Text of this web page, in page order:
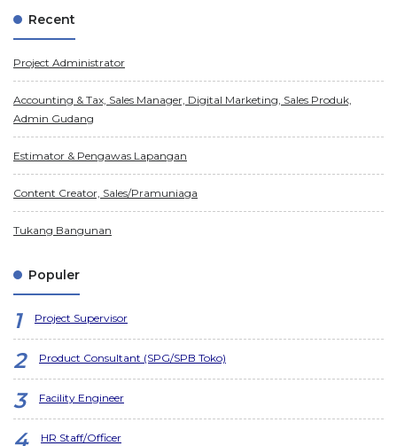
Recent
Project Administrator
Accounting & Tax, Sales Manager, Digital Marketing, Sales Produk,
Admin Gudang
Estimator & Pengawas Lapangan
Content Creator, Sales/Pramuniaga
Tukang Bangunan
Populer
Project Supervisor
Product Consultant (SPG/SPB Toko)
Facility Engineer
HR Staff/Officer